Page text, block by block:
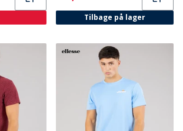
Tilbage på lager